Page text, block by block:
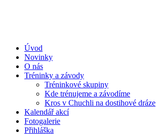
Úvod
Novinky
O nás
Tréninky a závody
Tréninkové skupiny
Kde trénujeme a závodíme
Kros v Chuchli na dostihové dráze
Kalendář akcí
Fotogalerie
Přihláška